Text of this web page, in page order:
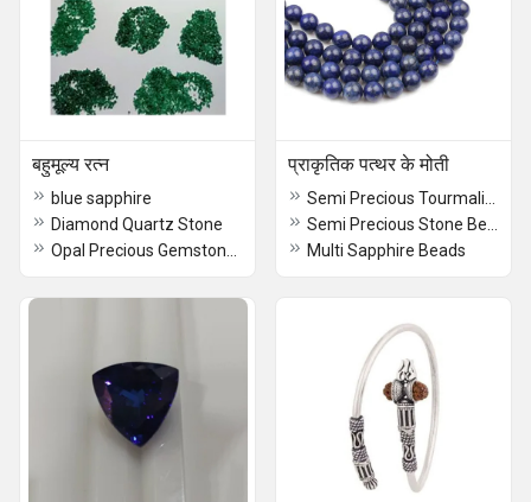
बहुमूल्य रत्न
blue sapphire
Diamond Quartz Stone
प्राकृतिक पत्थर के मोती
Multi Sapphire Beads